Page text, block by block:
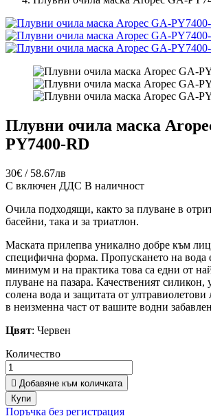
Плувни очила маска
PY7400-RD
30€ / 58.67лв
С включен ДДС В наличност
Очила подходящи, както за плуване в
басейни, така и за триатлон.
Маската прилепва уникално добре към
специфична форма. Пропускането на вода
минимум и на практика това са едни от
плуване на пазара. Качественият силикон,
солена вода и защитата от
в неизменна част от вашите водни
Цвят: Червен
Количество
 Добавяне към количката
Купи
Поръчка без регистрация